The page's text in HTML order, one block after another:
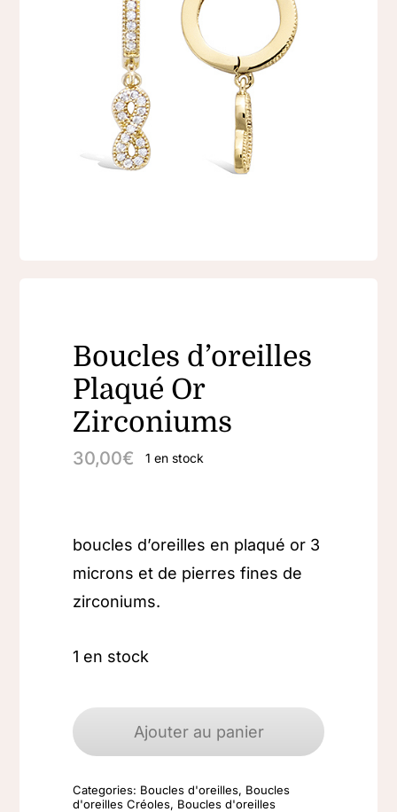
Boucles d’oreilles
Plaqué Or
Zirconiums
30,00€ 1 en stock
boucles d’oreilles en plaqué or 3
microns et de pierres fines de
zirconiums.
1 en stock
de
Plaqué
Ajouter au panier
Categories: Boucles d'oreilles, Boucles
d'oreilles Créoles, Boucles d'oreilles